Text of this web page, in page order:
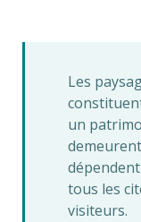
Les
un
tous les
visiteurs.